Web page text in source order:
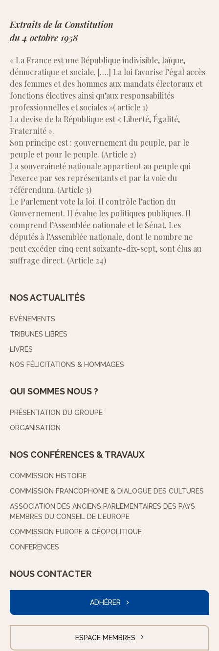
Extraits de la Constitution
du 4 octobre 1958
« La France est une République indivisible, laïque,
démocratique et sociale. [….] La loi favorise l’égal accès
des femmes et des hommes aux mandats électoraux et
fonctions électives ainsi qu’aux responsabilités
professionnelles et sociales »( article 1)
La devise de la République est « Liberté, Égalité,
Fraternité ».
Son principe est : gouvernement du peuple, par le
peuple et pour le peuple. (Article 2)
La souveraineté nationale appartient au peuple qui
l’exerce par ses représentants et par la voie du
référendum. (Article 3)
Le Parlement vote la loi. Il contrôle l’action du
Gouvernement. Il évalue les politiques publiques. Il
comprend l’Assemblée nationale et le Sénat. Les
députés à l’Assemblée nationale, dont le nombre ne
peut excéder cinq cent soixante-dix-sept, sont élus au
suffrage direct. (Article 24)
NOS ACTUALITÉS
ÉVÈNEMENTS
TRIBUNES LIBRES
LIVRES
NOS FÉLICITATIONS & HOMMAGES
QUI SOMMES NOUS ?
PRÉSENTATION DU GROUPE
ORGANISATION
NOS CONFÉRENCES & TRAVAUX
COMMISSION HISTOIRE
COMMISSION FRANCOPHONIE & DIALOGUE DES CULTURES
ASSOCIATION DES ANCIENS PARLEMENTAIRES DES PAYS
MEMBRES DU CONSEIL DE L'EUROPE
COMMISSION EUROPE & GÉOPOLITIQUE
CONFÉRENCES
NOUS CONTACTER
ADHÉRER
ESPACE MEMBRES